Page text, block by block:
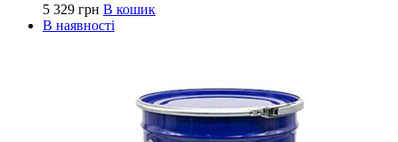
5 329 грн В кошик
В наявності